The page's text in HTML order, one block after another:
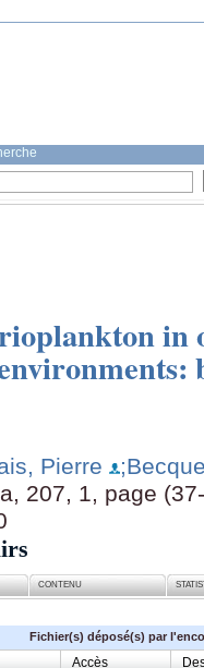
in
Pierre
207, 1, page
CONTENU
Fichier(s) déposé(s) par
Accès